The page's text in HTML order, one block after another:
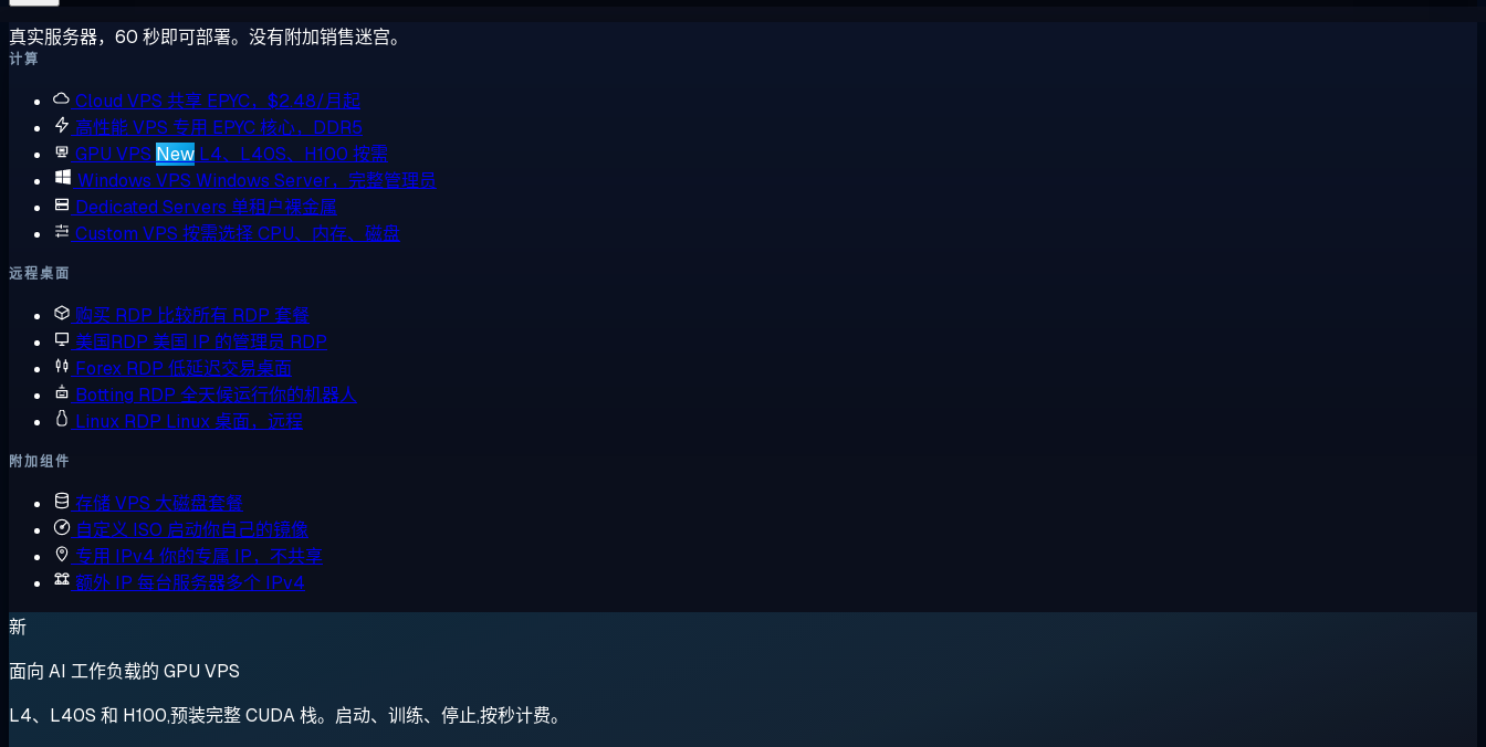
真实服务器，60 秒即可部署。没有附加销售迷宫。
计算
Cloud VPS 共享 EPYC，$2.48/月起
高性能 VPS 专用 EPYC 核心，DDR5
GPU VPS New L4、L40S、H100 按需
Windows VPS Windows Server，完整管理员
Dedicated Servers 单租户裸金属
Custom VPS 按需选择 CPU、内存、磁盘
远程桌面
购买 RDP 比较所有 RDP 套餐
美国RDP 美国 IP 的管理员 RDP
Forex RDP 低延迟交易桌面
Botting RDP 全天候运行你的机器人
Linux RDP Linux 桌面，远程
附加组件
存储 VPS 大磁盘套餐
自定义 ISO 启动你自己的镜像
专用 IPv4 你的专属 IP，不共享
额外 IP 每台服务器多个 IPv4
新
面向 AI 工作负载的 GPU VPS
L4、L40S 和 H100,预装完整 CUDA 栈。启动、训练、停止,按秒计费。